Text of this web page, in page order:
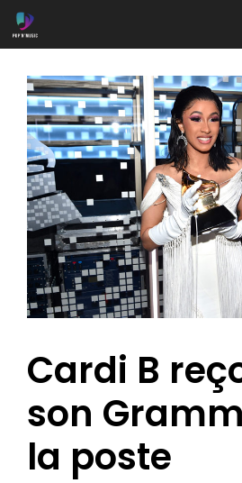
Aller
au
Cardi B
son
la poste